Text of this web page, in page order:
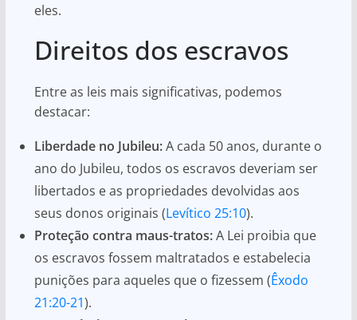
eles.
Direitos dos escravos
Entre as leis mais significativas, podemos
destacar:
Liberdade no Jubileu:A cada 50 anos, durante o
ano do Jubileu, todos os escravos deveriam ser
libertados e as propriedades devolvidas aos
seus donos originais (Levítico 25:10).
Proteção contra maus-tratos:A Lei proibia que
os escravos fossem maltratados e estabelecia
punições para aqueles que o fizessem (Êxodo
21:20-21).